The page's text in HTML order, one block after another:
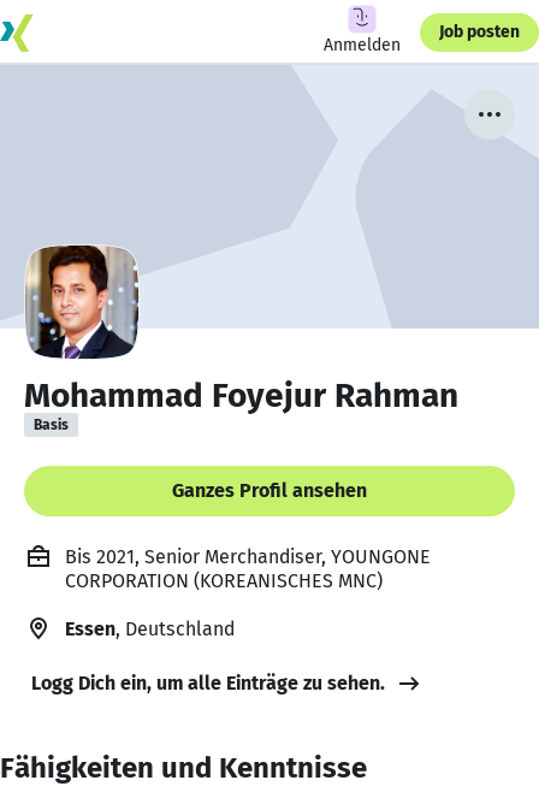
Anmelden
Job posten
Mohammad Foyejur Rahman
Basis
Ganzes Profil ansehen
Bis 2021, Senior Merchandiser, YOUNGONE
CORPORATION (KOREANISCHES MNC)
Essen, Deutschland
Logg Dich ein, um alle Einträge zu sehen.
Fähigkeiten und Kenntnisse